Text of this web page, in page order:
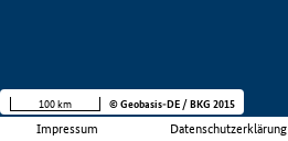
Impressum Datenschutzerklärung
100 km © Geobasis-DE / BKG 2015